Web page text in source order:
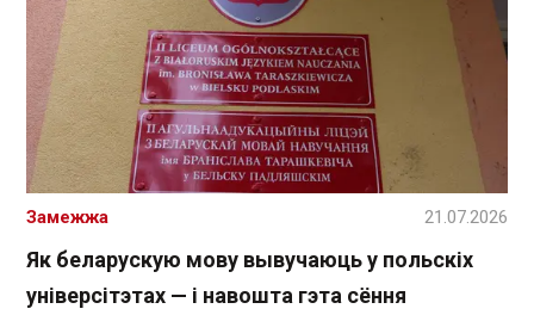
Як беларускую мову вывучаюць у польскіх
універсітэтах — і навошта гэта сёння
Замежжа 21.07.2026